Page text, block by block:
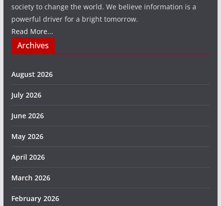
society to change the world. We believe information is a
powerful driver for a bright tomorrow.
Read More...
Archives
August 2026
July 2026
June 2026
May 2026
April 2026
March 2026
February 2026